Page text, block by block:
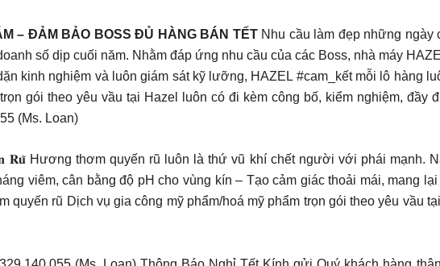
– ĐẢM BẢO BOSS ĐỦ HÀNG BÁN TẾTNhu cầu làm đẹp những ngày
số dịp cuối năm. Nhằm đáp ứng nhu cầu của các Boss, nhà máy
kinh nghiệm và luôn giám sát kỹ lưỡng, HAZEL #cam_kết mỗi lô hàng
gói theo yêu vầu tại Hazel luôn có đi kèm công bố, kiểm nghiệm,
(Ms. Loan)
𝐑𝐮̃ Hương thơm quyến rũ luôn là thứ vũ khí chết người với phái mạnh.
viêm, cân bằng độ pH cho vùng kín – Tạo cảm giác thoải mái, mang
rũ Dịch vụ gia công mỹ phẩm/hoá mỹ phẩm trọn gói theo yêu vầu